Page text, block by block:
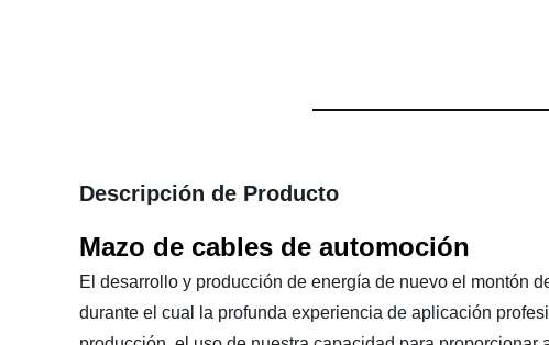
Descripción de Producto
Mazo de cables de automoción
El desarrollo y producción de energía de nuevo el montón
durante el cual la profunda experiencia de aplicación